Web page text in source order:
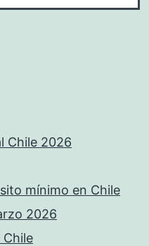
Chile 2026
mínimo en Chile
2026
Chile